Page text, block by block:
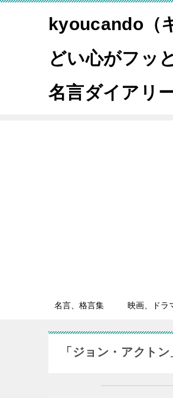
kyoucando（
どい心がフッ
名言ダイアリ
名言、格言集 映画、ドラ
「ジョン・アクト